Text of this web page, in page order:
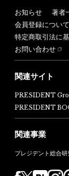
お知らせ 著者
会員登録について
特定商取引法に
お問い合わせ
関連サイト
PRESIDENT
PRESIDENT
関連事業
プレジデント総合研